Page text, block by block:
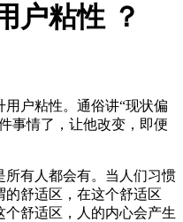
户粘性 ？
户粘性。通俗讲“现状偏
事情了，让他改变，即便
有人都会有。当人们习惯
舒适区，在这个舒适区
舒适区，人的内心会产生